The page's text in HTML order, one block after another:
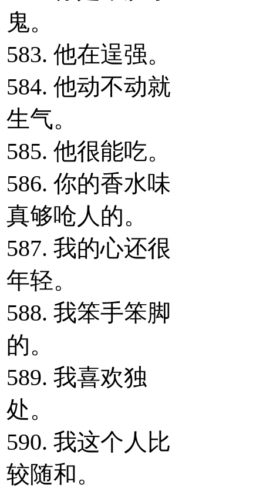
鬼。
583. 他在逞强。
584. 他动不动就
生气。
585. 他很能吃。
586. 你的香水味
真够呛人的。
587. 我的心还很
年轻。
588. 我笨手笨脚
的。
589. 我喜欢独
处。
590. 我这个人比
较随和。